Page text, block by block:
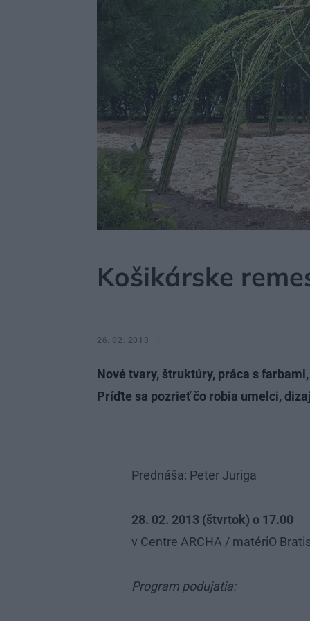
Košikárske
26. 02. 2013
Nové tvary, štruktúry, práca s
Príďte sa pozrieť čo robia umelci,
Prednáša: Peter Juriga
28. 02. 2013 (štvrtok) o 17.00
v Centre ARCHA / matériO
Program podujatia: